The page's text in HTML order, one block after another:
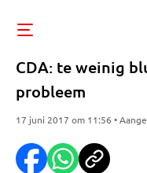
CDA: te weinig
probleem
17 juni 2017 om 11:56 •